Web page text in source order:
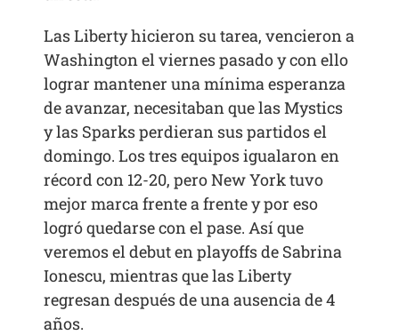
Las Liberty hicieron su tarea, vencieron a
Washington el viernes pasado y con ello
lograr mantener una mínima esperanza
de avanzar, necesitaban que las Mystics
y las Sparks perdieran sus partidos el
domingo. Los tres equipos igualaron en
récord con 12-20, pero New York tuvo
mejor marca frente a frente y por eso
logró quedarse con el pase. Así que
veremos el debut en playoffs de Sabrina
Ionescu, mientras que las Liberty
regresan después de una ausencia de 4
años.